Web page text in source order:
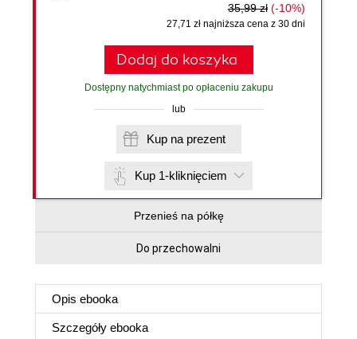
35,99 zł (-10%)
27,71 zł najniższa cena z 30 dni
Dodaj do koszyka
Dostępny natychmiast po opłaceniu zakupu
lub
Kup na prezent
Kup 1-kliknięciem
Przenieś na półkę
Do przechowalni
Opis ebooka
Szczegóły ebooka